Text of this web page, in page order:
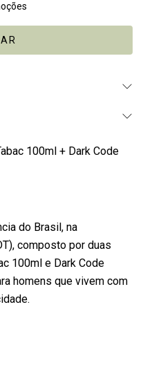
100ml + Dark Code
do Brasil, na
composto por duas
100ml e Dark Code
homens que vivem com